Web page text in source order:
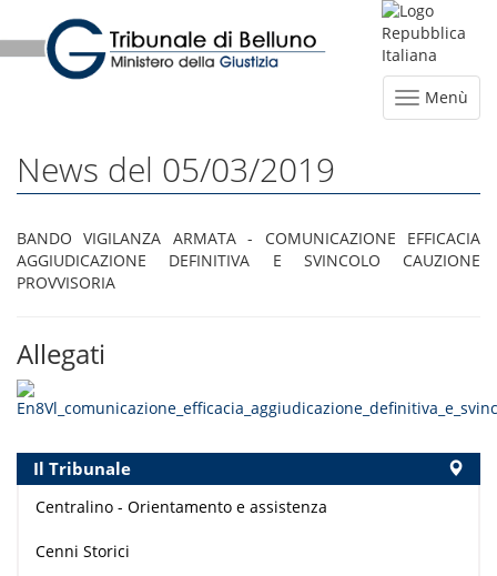
Menù
News del 05/03/2019
BANDO VIGILANZA ARMATA - COMUNICAZIONE EFFICACIA
AGGIUDICAZIONE DEFINITIVA E SVINCOLO CAUZIONE
PROVVISORIA
Allegati
Il Tribunale
Centralino - Orientamento e assistenza
Cenni Storici